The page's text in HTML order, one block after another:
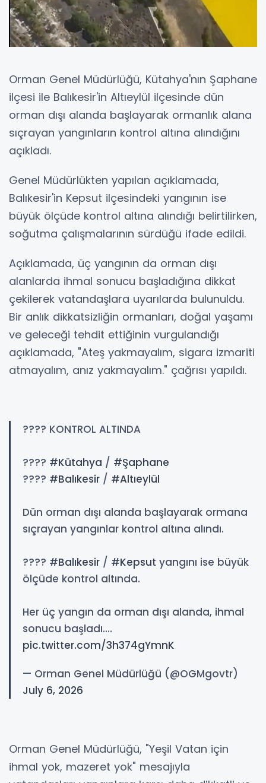
Orman Genel Müdürlüğü, Kütahya'nın Şaphane
ilçesi ile Balıkesir'in Altıeylül ilçesinde dün
orman dışı alanda başlayarak ormanlık alana
sıçrayan yangınların kontrol altına alındığını
açıkladı.
Genel Müdürlükten yapılan açıklamada,
Balıkesir'in Kepsut ilçesindeki yangının ise
büyük ölçüde kontrol altına alındığı belirtilirken,
soğutma çalışmalarının sürdüğü ifade edildi.
Açıklamada, üç yangının da orman dışı
alanlarda ihmal sonucu başladığına dikkat
çekilerek vatandaşlara uyarılarda bulunuldu.
Bir anlık dikkatsizliğin ormanları, doğal yaşamı
ve geleceği tehdit ettiğinin vurgulandığı
açıklamada, "Ateş yakmayalım, sigara izmariti
atmayalım, anız yakmayalım." çağrısı yapıldı.
???? KONTROL ALTINDA
???? #Kütahya / #Şaphane
???? #Balıkesir / #Altıeylül
Dün orman dışı alanda başlayarak ormana
sıçrayan yangınlar kontrol altına alındı.
???? #Balıkesir / #Kepsut yangını ise büyük
ölçüde kontrol altında.
Her üç yangın da orman dışı alanda, ihmal
sonucu başladı.…
pic.twitter.com/3h374gYmnK
— Orman Genel Müdürlüğü (@OGMgovtr)
July 6, 2026
Orman Genel Müdürlüğü, "Yeşil Vatan için
ihmal yok, mazeret yok" mesajıyla